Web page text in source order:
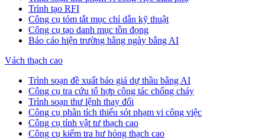
Trình tạo RFI
Công cụ tóm tắt mục chỉ dẫn kỹ thuật
Công cụ tạo danh mục tồn đọng
Báo cáo hiện trường hằng ngày bằng AI
Vách thạch cao
Trình soạn đề xuất báo giá dự thầu bằng AI
Công cụ tra cứu tổ hợp công tác chống cháy
Trình soạn thư lệnh thay đổi
Công cụ phân tích thiếu sót phạm vi công việc
Công cụ tính vật tư thạch cao
Công cụ kiểm tra hư hỏng thạch cao